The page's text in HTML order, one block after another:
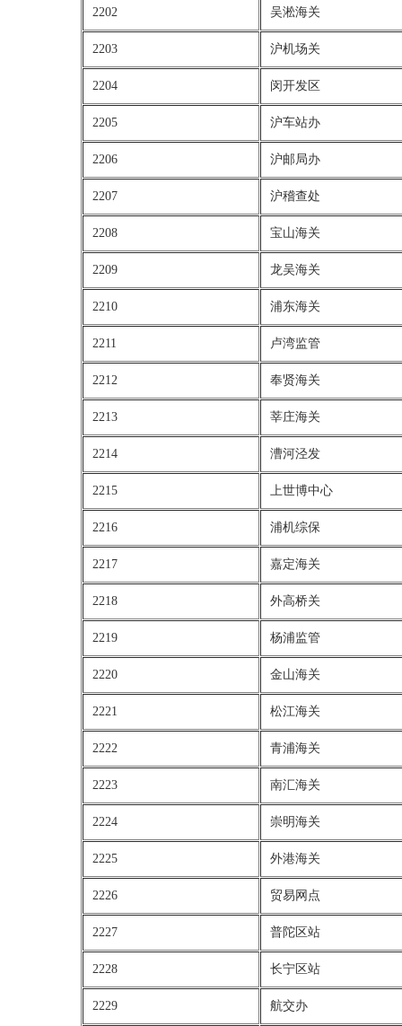
2202 吴淞海关
2203 沪机场关
2204 闵开发区
2205 沪车站办
2206 沪邮局办
2207 沪稽查处
2208 宝山海关
2209 龙吴海关
2210 浦东海关
2211 卢湾监管
2212 奉贤海关
2213 莘庄海关
2214 漕河泾发
2215 上世博中心
2216 浦机综保
2217 嘉定海关
2218 外高桥关
2219 杨浦监管
2220 金山海关
2221 松江海关
2222 青浦海关
2223 南汇海关
2224 崇明海关
2225 外港海关
2226 贸易网点
2227 普陀区站
2228 长宁区站
2229 航交办